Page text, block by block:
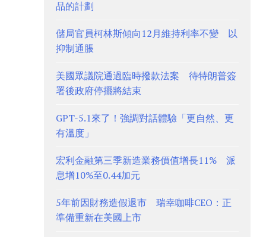
品的計劃
儲局官員柯林斯傾向12月維持利率不變 以
抑制通脹
美國眾議院通過臨時撥款法案 待特朗普簽
署後政府停擺將結束
GPT-5.1來了！強調對話體驗「更自然、更
有溫度」
宏利金融第三季新造業務價值增長11% 派
息增10%至0.44加元
5年前因財務造假退市 瑞幸咖啡CEO：正
準備重新在美國上市